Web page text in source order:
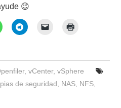
😉
, vCenter, vSphere
de seguridad NAS NFS